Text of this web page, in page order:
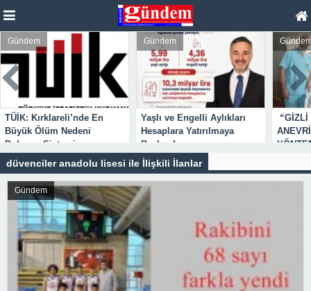
Gündem
TÜİK: Kırklareli’nde En
Büyük Ölüm Nedeni
Dolaşım Sistemi
Hastalıkları
Gündem
Yaşlı ve Engelli Aylıkları
Hesaplara Yatırılmaya
Başlandı
“GİZLİ
düvenciler anadolu lisesi ile İlişkili İlanlar
Gündem